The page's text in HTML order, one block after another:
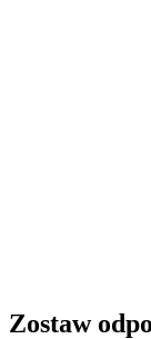
Zostaw